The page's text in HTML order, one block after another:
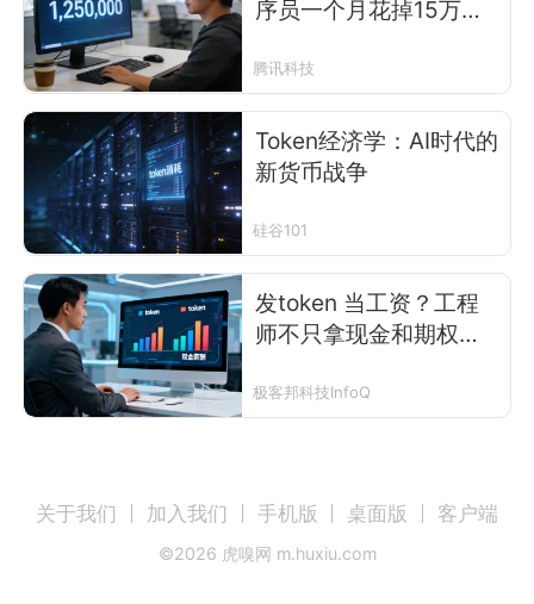
序员一个月花掉15万美
腾讯科技
Token经济学：AI时代的
新货币战争
硅谷101
发token 当工资？工程
师不只拿现金和期权，
极客邦科技InfoQ
关于我们 加入我们 手机版 桌面版 客户端
©2026 虎嗅网 m.huxiu.com